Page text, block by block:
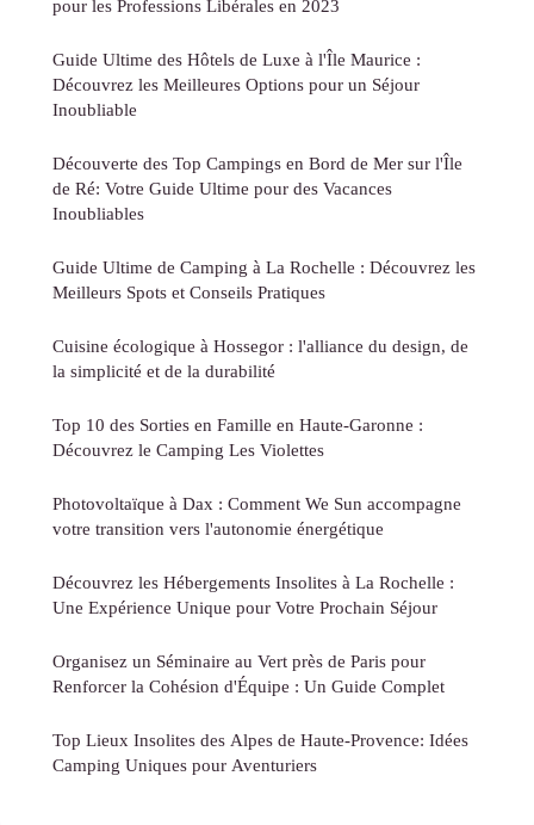
pour les Professions Libérales en 2023
Guide Ultime des Hôtels de Luxe à l'Île Maurice :
Découvrez les Meilleures Options pour un Séjour
Inoubliable
Découverte des Top Campings en Bord de Mer sur l'Île
de Ré: Votre Guide Ultime pour des Vacances
Inoubliables
Guide Ultime de Camping à La Rochelle : Découvrez les
Meilleurs Spots et Conseils Pratiques
Cuisine écologique à Hossegor : l'alliance du design, de
la simplicité et de la durabilité
Top 10 des Sorties en Famille en Haute-Garonne :
Découvrez le Camping Les Violettes
Photovoltaïque à Dax : Comment We Sun accompagne
votre transition vers l'autonomie énergétique
Découvrez les Hébergements Insolites à La Rochelle :
Une Expérience Unique pour Votre Prochain Séjour
Organisez un Séminaire au Vert près de Paris pour
Renforcer la Cohésion d'Équipe : Un Guide Complet
Top Lieux Insolites des Alpes de Haute-Provence: Idées
Camping Uniques pour Aventuriers